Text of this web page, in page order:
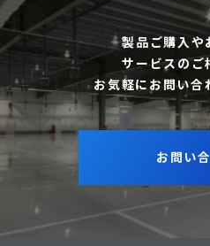
製品ご購入や
サービスのご
お気軽にお問い合
お問い